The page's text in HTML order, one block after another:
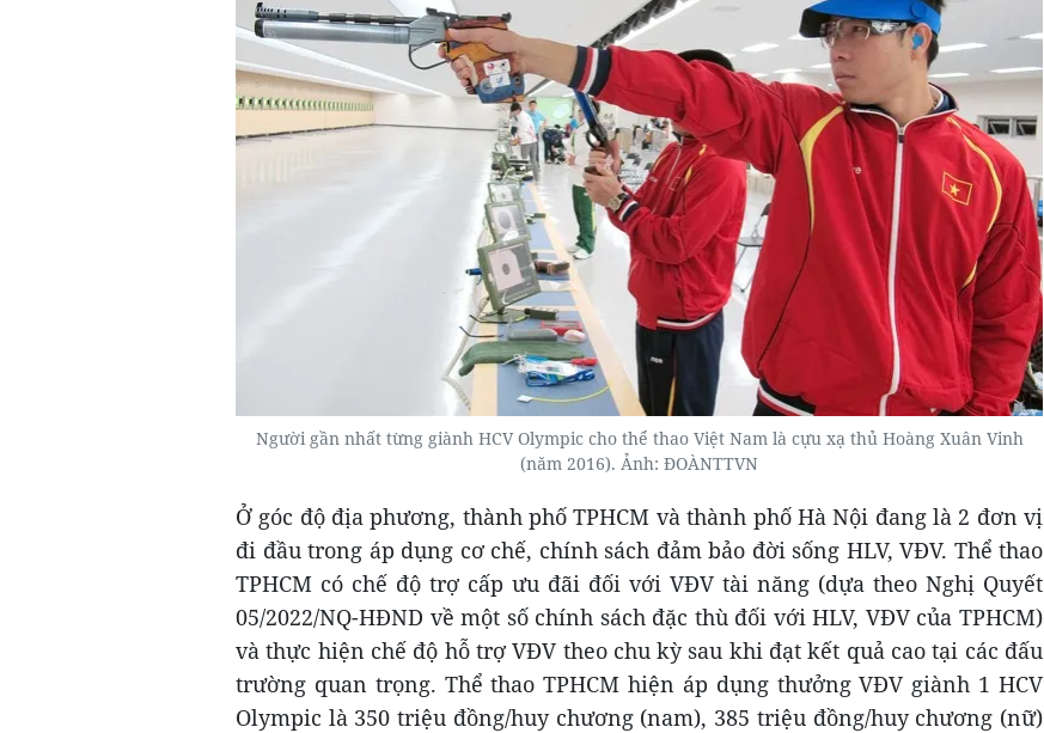
Người gần nhất từng giành HCV Olympic cho thể thao Việt Nam là cựu xạ thủ Hoàng Xuân Vinh
(năm 2016). Ảnh: ĐOÀNTTVN
Ở góc độ địa phương, thành phố TPHCM và thành phố Hà Nội đang là 2 đơn vị
đi đầu trong áp dụng cơ chế, chính sách đảm bảo đời sống HLV, VĐV. Thể thao
TPHCM có chế độ trợ cấp ưu đãi đối với VĐV tài năng (dựa theo Nghị Quyết
05/2022/NQ-HĐND về một số chính sách đặc thù đối với HLV, VĐV của TPHCM)
và thực hiện chế độ hỗ trợ VĐV theo chu kỳ sau khi đạt kết quả cao tại các đấu
trường quan trọng. Thể thao TPHCM hiện áp dụng thưởng VĐV giành 1 HCV
Olympic là 350 triệu đồng/huy chương (nam), 385 triệu đồng/huy chương (nữ)